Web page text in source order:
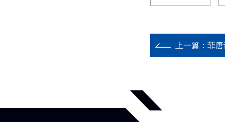
上一篇： 菲